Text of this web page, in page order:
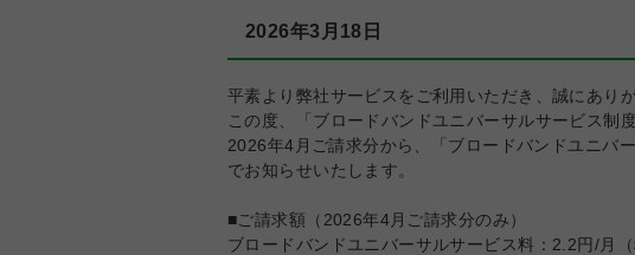
2026年3月18日
平素より弊社サービスをご利用いただき、誠にあり
この度、「ブロードバンドユニバーサルサービス制
2026年4月ご請求分から、「ブロードバンドユニバ
でお知らせいたします。
■ご請求額（2026年4月ご請求分のみ）
ブロードバンドユニバーサルサービス料：2.2円/月（